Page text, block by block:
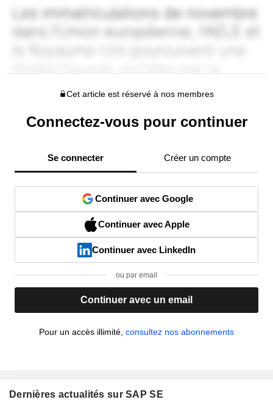
Cet article est réservé à nos membres
Connectez-vous pour continuer
Se connecter Créer un compte
Continuer avec Google
Continuer avec Apple
Continuer avec LinkedIn
ou par email
Continuer avec un email
Pour un accès illimité, consultez nos abonnements
Dernières actualités sur SAP SE